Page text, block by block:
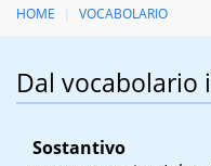
HOME VOCABOLARIO
Dal vocabolario
Sostantivo